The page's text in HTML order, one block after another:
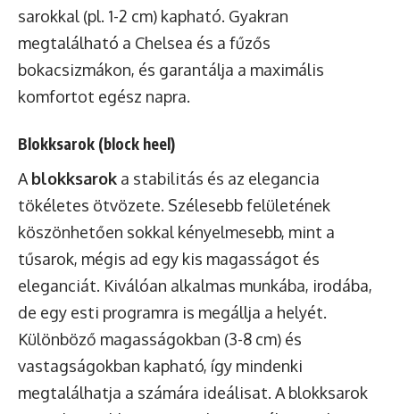
sarokkal (pl. 1-2 cm) kapható. Gyakran
megtalálható a Chelsea és a fűzős
bokacsizmákon, és garantálja a maximális
komfortot egész napra.
Blokksarok (block heel)
A blokksarok a stabilitás és az elegancia
tökéletes ötvözete. Szélesebb felületének
köszönhetően sokkal kényelmesebb, mint a
tűsarok, mégis ad egy kis magasságot és
eleganciát. Kiválóan alkalmas munkába, irodába,
de egy esti programra is megállja a helyét.
Különböző magasságokban (3-8 cm) és
vastagságokban kapható, így mindenki
megtalálhatja a számára ideálisat. A blokksarok